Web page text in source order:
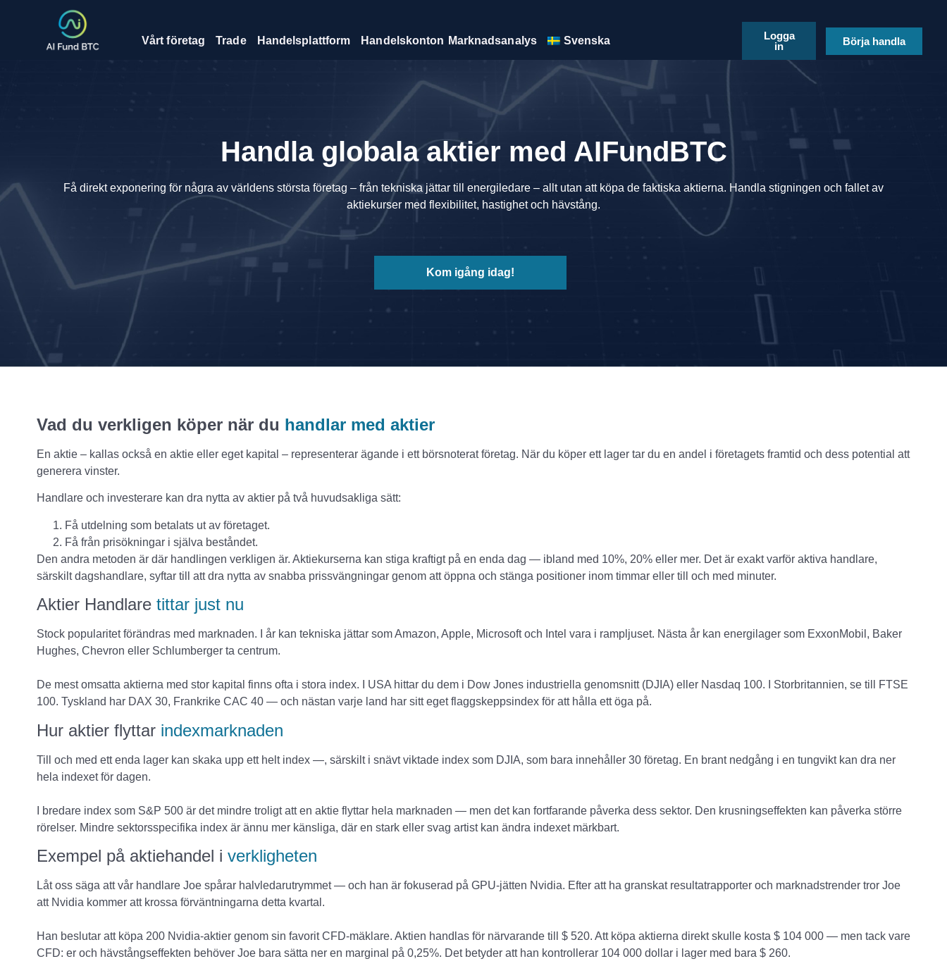
Vårt företag Trade Handelsplattform Handelskonton Marknadsanalys Svenska
Logga
in
Börja handla
Handla globala aktier med AIFundBTC
Få direkt exponering för några av världens största företag – från tekniska jättar till energiledare – allt utan att köpa de faktiska aktierna. Handla stigningen och fallet av
aktiekurser med flexibilitet, hastighet och hävstång.
Kom igång idag!
Vad du verkligen köper när du handlar med aktier
En aktie – kallas också en aktie eller eget kapital – representerar ägande i ett börsnoterat företag. När du köper ett lager tar du en andel i företagets framtid och dess potential att
generera vinster.
Handlare och investerare kan dra nytta av aktier på två huvudsakliga sätt:
Få utdelning som betalats ut av företaget.
Få från prisökningar i själva beståndet.
Den andra metoden är där handlingen verkligen är. Aktiekurserna kan stiga kraftigt på en enda dag — ibland med 10%, 20% eller mer. Det är exakt varför aktiva handlare,
särskilt dagshandlare, syftar till att dra nytta av snabba prissvängningar genom att öppna och stänga positioner inom timmar eller till och med minuter.
Aktier Handlare tittar just nu
Stock popularitet förändras med marknaden. I år kan tekniska jättar som Amazon, Apple, Microsoft och Intel vara i rampljuset. Nästa år kan energilager som ExxonMobil, Baker
Hughes, Chevron eller Schlumberger ta centrum.
De mest omsatta aktierna med stor kapital finns ofta i stora index. I USA hittar du dem i Dow Jones industriella genomsnitt (DJIA) eller Nasdaq 100. I Storbritannien, se till FTSE
100. Tyskland har DAX 30, Frankrike CAC 40 — och nästan varje land har sitt eget flaggskeppsindex för att hålla ett öga på.
Hur aktier flyttar indexmarknaden
Till och med ett enda lager kan skaka upp ett helt index —, särskilt i snävt viktade index som DJIA, som bara innehåller 30 företag. En brant nedgång i en tungvikt kan dra ner
hela indexet för dagen.
I bredare index som S&P 500 är det mindre troligt att en aktie flyttar hela marknaden — men det kan fortfarande påverka dess sektor. Den krusningseffekten kan påverka större
rörelser. Mindre sektorsspecifika index är ännu mer känsliga, där en stark eller svag artist kan ändra indexet märkbart.
Exempel på aktiehandel i verkligheten
Låt oss säga att vår handlare Joe spårar halvledarutrymmet — och han är fokuserad på GPU-jätten Nvidia. Efter att ha granskat resultatrapporter och marknadstrender tror Joe
att Nvidia kommer att krossa förväntningarna detta kvartal.
Han beslutar att köpa 200 Nvidia-aktier genom sin favorit CFD-mäklare. Aktien handlas för närvarande till $ 520. Att köpa aktierna direkt skulle kosta $ 104 000 — men tack vare
CFD: er och hävstångseffekten behöver Joe bara sätta ner en marginal på 0,25%. Det betyder att han kontrollerar 104 000 dollar i lager med bara $ 260.